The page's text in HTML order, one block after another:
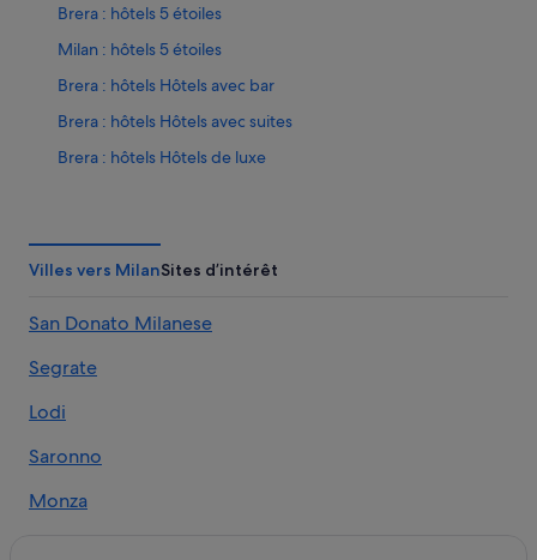
Brera : hôtels 5 étoiles
Milan : hôtels 5 étoiles
Brera : hôtels Hôtels avec bar
Brera : hôtels Hôtels avec suites
Brera : hôtels Hôtels de luxe
Brera : hôtels Hôtels pas chers
Castello Sforzesco : hôtels à proximité
Cathédrale de Milan : hôtels à proximité
Centre de Milan : hôtels Hôtels avec bar
Centre de Milan : hôtels Hôtels de luxe
Villes vers MilanSites d’intérêt
San Donato Milanese
Segrate
Lodi
Saronno
Monza